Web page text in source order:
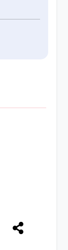
کارواش
فنی